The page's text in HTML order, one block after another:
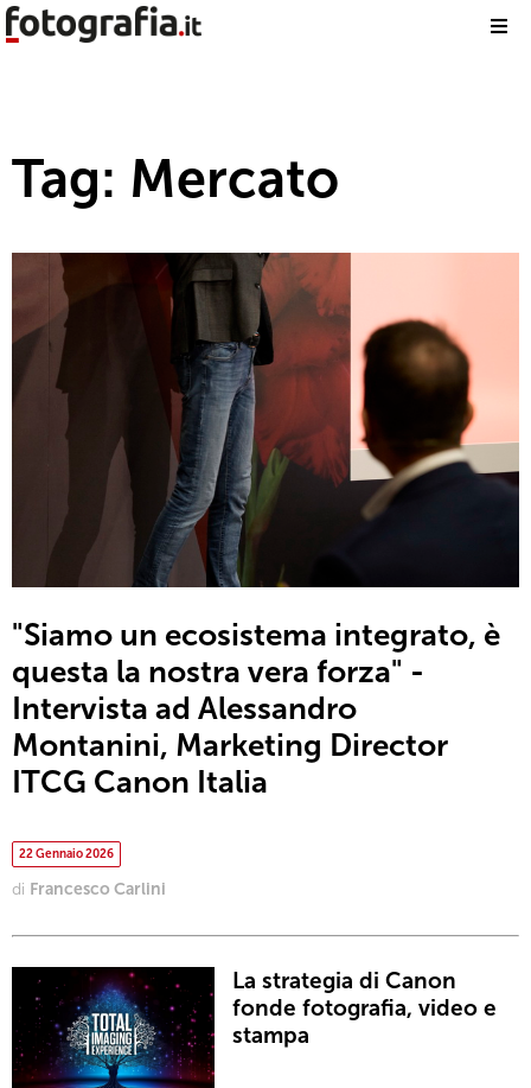
Tag: Mercato
"Siamo un ecosistema integrato, è
questa la nostra vera forza" -
Intervista ad Alessandro
Montanini, Marketing Director
ITCG Canon Italia
22 Gennaio 2026
di Francesco Carlini
La strategia di Canon
fonde fotografia, video e
stampa